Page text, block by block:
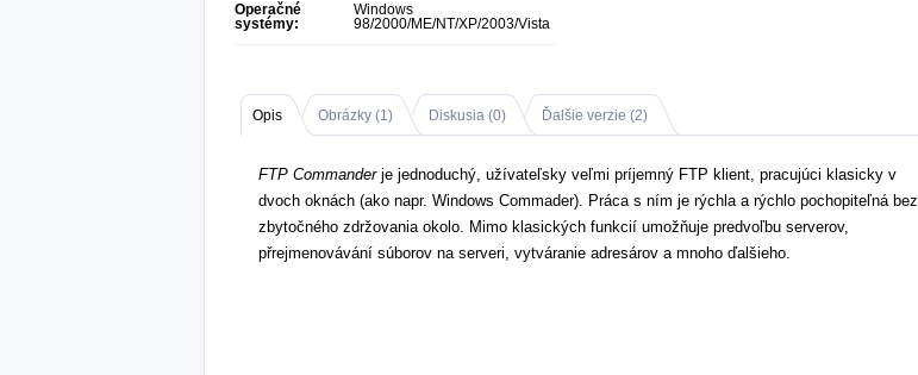
Operačné
systémy:
Windows
98/2000/ME/NT/XP/2003/Vista
Opis Obrázky (1) Diskusia (0) Ďalšie verzie (2)
FTP Commanderje jednoduchý, užívateľsky veľmi príjemný FTP klient, pracujúci klasicky v
dvoch oknách (ako napr. Windows Commader). Práca s ním je rýchla a rýchlo pochopiteľná bez
zbytočného zdržovania okolo. Mimo klasických funkcií umožňuje predvoľbu serverov,
přrejmenovávání súborov na serveri, vytváranie adresárov a mnoho ďalšieho.